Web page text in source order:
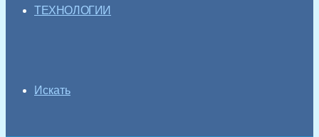
ТЕХНОЛОГИИ
Искать